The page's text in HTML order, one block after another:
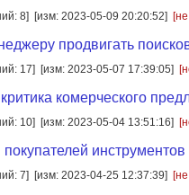
8] [изм: 2023-05-09 20:20:52]
продвигать
17] [изм: 2023-05-07 17:39:05]
комерческого
10] [изм: 2023-05-04 13:51:16]
покупателей
7] [изм: 2023-04-25 12:37:39]